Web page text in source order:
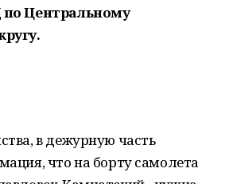
Центральному
в дежурную часть
что на борту самолета